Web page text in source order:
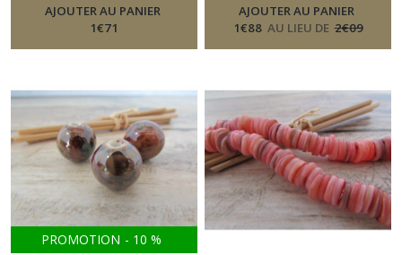
AJOUTER AU PANIER
1€71
AJOUTER AU PANIER
1€88 AU LIEU DE 2€09
PROMOTION - 10 %
Pierre
gemmes
Pompons
(3)
clefs
vierges
(8)